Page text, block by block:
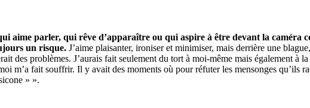
aime parler, qui rêve d’apparaître ou qui aspire à être devant la caméra
un risque. J’aime plaisanter, ironiser et minimiser, mais derrière une
des problèmes. J’aurais fait seulement du tort ​​à moi-même mais également à
m’a fait souffrir. Il y avait des moments où pour réfuter les mensonges
» ».